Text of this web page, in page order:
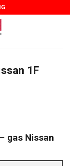
1F
gas Nissan